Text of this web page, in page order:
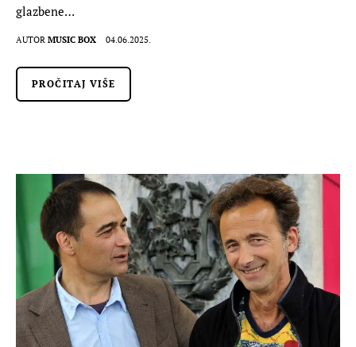
glazbene…
AUTOR MUSIC BOX 04.06.2025.
PROČITAJ VIŠE